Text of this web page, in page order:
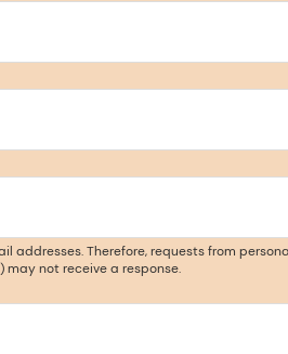
addresses. Therefore, requests from
not receive a response.